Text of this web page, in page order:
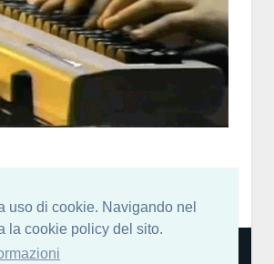
uso di cookie. Navigando nel
la cookie policy del sito.
per sviluppatori di videogiochi: news,